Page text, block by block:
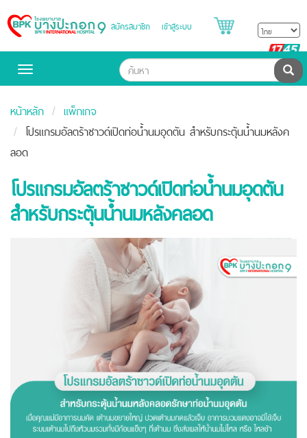
Bangpakok
Hospital
สมัครสมาชิก เข้าสู่ระบบ
Toggle
ค้น
หน้าหลัก
แพ็กเกจ
โปรแกรมอัลตร้าซาวด์เปิดท่อน้ำนมอุดตัน สำหรับกระตุ้นน้ำนมหลังค
ลอด
โปรแกรมอัลตร้าซาวด์เปิดท่อน้ำนมอุดตัน
สำหรับกระตุ้นน้ำนมหลังคลอด